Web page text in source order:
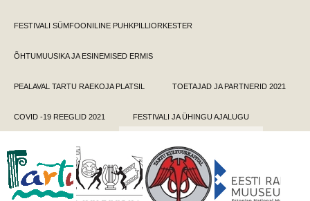
FESTIVALI SÜMFOONILINE PUHKPILLIORKESTER
ÕHTUMUUSIKA JA ESINEMISED ERMIS
PEALAVAL TARTU RAEKOJA PLATSIL TOETAJAD JA PARTNERID 2021
COVID -19 REEGLID 2021 FESTIVALI JA ÜHINGU AJALUGU